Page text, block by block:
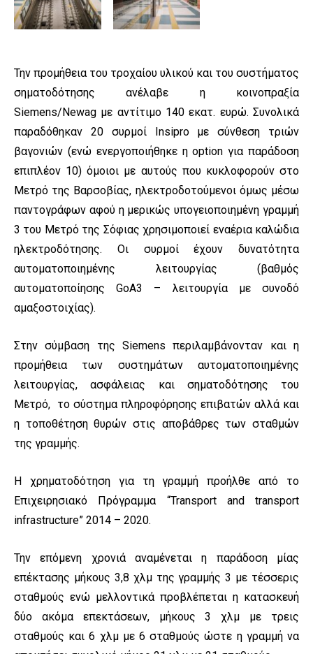
Την προμήθεια του τροχαίου υλικού και του συστήματος
σηματοδότησης ανέλαβε η κοινοπραξία
Siemens/Newag με αντίτιμο 140 εκατ. ευρώ. Συνολικά
παραδόθηκαν 20 συρμοί Insipro με σύνθεση τριών
βαγονιών (ενώ ενεργοποιήθηκε η option για παράδοση
επιπλέον 10) όμοιοι με αυτούς που κυκλοφορούν στο
Μετρό της Βαρσοβίας, ηλεκτροδοτούμενοι όμως μέσω
παντογράφων αφού η μερικώς υπογειοποιημένη γραμμή
3 του Μετρό της Σόφιας χρησιμοποιεί εναέρια καλώδια
ηλεκτροδότησης. Οι συρμοί έχουν δυνατότητα
αυτοματοποιημένης λειτουργίας (βαθμός
αυτοματοποίησηςGoA3 – λειτουργία με συνοδό
αμαξοστοιχίας).
Στην σύμβαση της Siemens περιλαμβάνονταν και η
προμήθεια των συστημάτων αυτοματοποιημένης
λειτουργίας, ασφάλειας και σηματοδότησης του
Μετρό, το σύστημα πληροφόρησης επιβατών αλλά και
η τοποθέτηση θυρών στις αποβάθρες των σταθμών
της γραμμής.
Η χρηματοδότηση για τη γραμμή προήλθε από το
Επιχειρησιακό Πρόγραμμα “Transport and transport
infrastructure” 2014 – 2020.
Την επόμενη χρονιά αναμένεται η παράδοση μίας
επέκτασης μήκους 3,8 χλμ της γραμμής 3 με τέσσερις
σταθμούς ενώ μελλοντικά προβλέπεται η κατασκευή
δύο ακόμα επεκτάσεων, μήκους 3 χλμ με τρεις
σταθμούς και 6 χλμ με 6 σταθμούς ώστε η γραμμή να